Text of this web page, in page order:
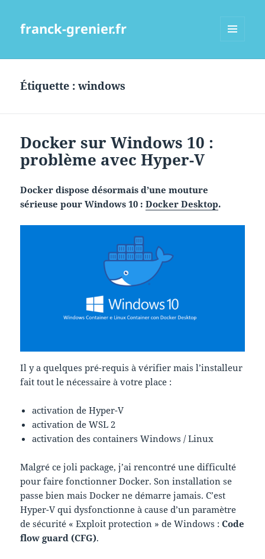
franck-grenier.fr
Étiquette :windows
Docker sur Windows 10 :
problème avec Hyper-V
Docker dispose désormais d’une mouture
sérieuse pour Windows 10 :Docker Desktop.
Il y a quelques pré-requis à vérifier mais l’installeur
fait tout le nécessaire à votre place :
activation de Hyper-V
activation de WSL 2
activation des containers Windows / Linux
Malgré ce joli package, j’ai rencontré une difficulté
pour faire fonctionner Docker. Son installation se
passe bien mais Docker ne démarre jamais. C’est
Hyper-V qui dysfonctionne à cause d’un paramètre
de sécurité « Exploit protection » de Windows : Code
flow guard (CFG).